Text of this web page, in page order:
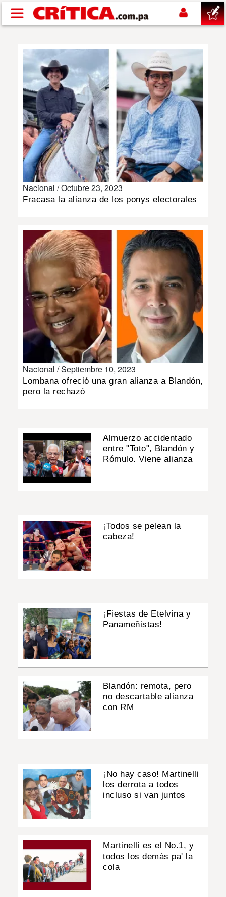
Pasar al contenido principal
SUCESOS
NACIONAL
POLÍTICA
SHOW
DEPORTES
MUNDO
INSÓLITAS
MULTIMEDIA
IMPRESO
Nacional /Octubre 23, 2023
Fracasa la alianza de los ponys electorales
Nacional /Septiembre 10, 2023
Lombana ofreció una gran alianza a Blandón,
pero la rechazó
Almuerzo accidentado
entre "Toto", Blandón y
Rómulo. Viene alianza
¡Todos se pelean la
cabeza!
¡Fiestas de Etelvina y
Panameñistas!
Blandón: remota, pero
no descartable alianza
con RM
¡No hay caso! Martinelli
los derrota a todos
incluso si van juntos
Martinelli es el No.1, y
todos los demás pa' la
cola